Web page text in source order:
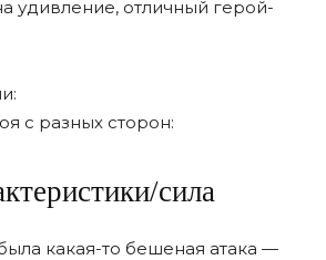
удивление, отличный герой-
с разных сторон:
сила
какая-то бешеная атака —